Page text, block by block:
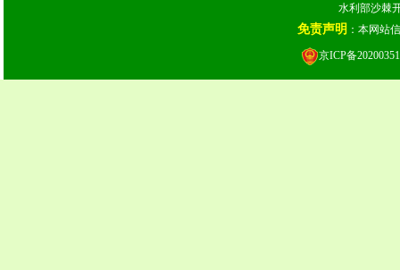
水利部沙棘
免责声明 ：本网站
京ICP备